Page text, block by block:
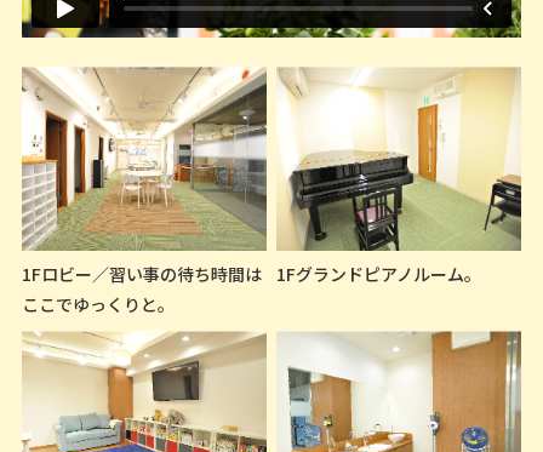
1Fロビー／習い事の待ち時間は
ここでゆっくりと。
1Fグランドピアノルーム。